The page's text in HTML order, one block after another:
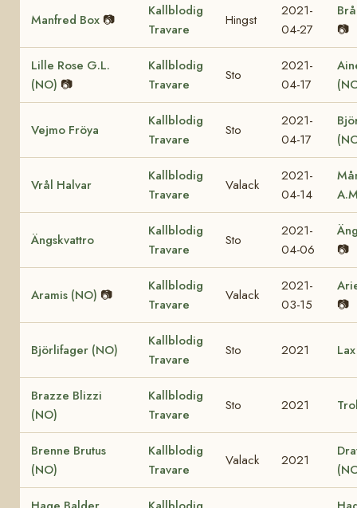
Manfred Box 📷
Kallblodig
Travare
Hingst
2021-
04-27
📷
Lille Rose G.L.
(NO) 📷
Kallblodig
Travare
Sto
2021-
04-17
Vejmo Fröya
Kallblodig
Travare
Sto
2021-
04-17
Vrål Halvar
Kallblodig
Travare
Valack
2021-
04-14
Ängskvattro
Kallblodig
Travare
Sto
2021-
04-06
📷
Aramis (NO) 📷
Kallblodig
Travare
Valack
2021-
03-15
📷
Björlifager (NO)
Kallblodig
Travare
Sto 2021
Brazze Blizzi
(NO)
Kallblodig
Travare
Sto 2021
Brenne Brutus
(NO)
Kallblodig
Travare
Valack 2021